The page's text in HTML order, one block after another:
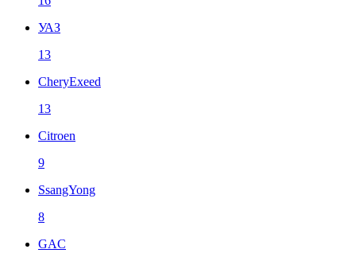
УАЗ
13
CheryExeed
13
Citroen
9
SsangYong
8
GAC